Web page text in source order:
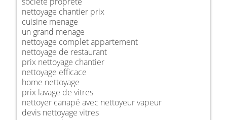
nettoyage chantier prix
cuisine menage
un grand menage
nettoyage complet appartement
nettoyage de restaurant
prix nettoyage chantier
nettoyage efficace
home nettoyage
prix lavage de vitres
nettoyer canapé avec nettoyeur vapeur
devis nettoyage vitres